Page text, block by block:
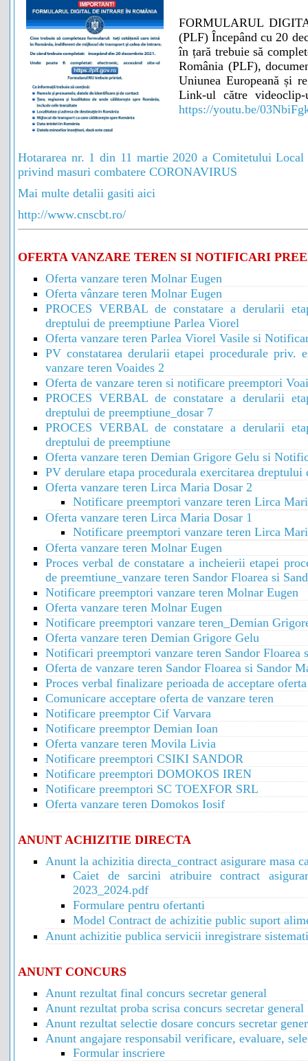
FORMULARUL
(PLF) Începând cu 20
în țară trebuie să
România (PLF),
Uniunea Europeană și
Link-ul către
https://youtu.be/
Hotararea nr. 1 din 11 martie 2020 a Comitetului
privind masuri combatere CORONAVIRUS
Mai multe detalii gasiti aici
http://www.cnscbt.ro/
OFERTA VANZARE TEREN SI NOTIFICARI
Oferta vanzare teren Molnar Eugen
Oferta vânzare teren Molnar Eugen
PROCES VERBAL de constatare a derularii
dreptului de preemptiune Parlea Viorel
Oferta vanzare teren Parlea Viorel Vasile si
PV constatarea derularii etapei procedurale priv.
vanzare teren Voaides 2
Oferta de vanzare teren si notificare preemptori
PROCES VERBAL de constatare a derularii
dreptului de preemptiune_dosar 7
PROCES VERBAL de constatare a derularii
dreptului de preemptiune
Oferta vanzare teren Demian Grigore Gelu si
PV derulare etapa procedurala exercitarea dreptului
Oferta vanzare teren Lirca Maria Dosar 2
Notificare preemptori vanzare teren Lirca
Oferta vanzare teren Lirca Maria Dosar 1
Notificare preemptori vanzare teren Lirca
Oferta vanzare teren Molnar Eugen
Proces verbal de constatare a incheierii etapei
de preemtiune_vanzare teren Sandor Floarea si
Notificare preemptori vanzare teren Molnar Eugen
Oferta vanzare teren Molnar Eugen
Notificare preemptori vanzare teren_Demian
Oferta vanzare teren Demian Grigore Gelu
Notificari preemptori vanzare teren Sandor Floarea
Oferta de vanzare teren Sandor Floarea si Sandor
Proces verbal finalizare perioada de acceptare
Comunicare acceptare oferta de vanzare teren
Notificare preemptor Cif Varvara
Notificare preemptor Demian Ioan
Oferta vanzare teren Movila Livia
Notificare preemptori CSIKI SANDOR
Notificare preemptori DOMOKOS IREN
Notificare preemptori SC TOEXFOR SRL
Oferta vanzare teren Domokos Iosif
ANUNT ACHIZITIE DIRECTA
Anunt la achizitia directa_contract asigurare masa
Caiet de sarcini atribuire contract
2023_2024.pdf
Formulare pentru ofertanti
Model Contract de achizitie public suport
Anunt achizitie publica servicii inregistrare
ANUNT CONCURS
Anunt rezultat final concurs secretar general
Anunt rezultat proba scrisa concurs secretar general
Anunt rezultat selectie dosare concurs secretar
Anunt angajare responsabil verificare, evaluare,
Formular inscriere